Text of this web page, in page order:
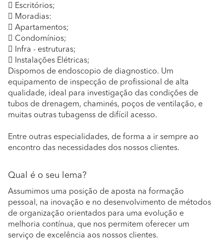
 Escritórios;
 Moradias:
 Apartamentos;
 Condomínios;
 Infra - estruturas;
 Instalações Elétricas;
Dispomos de endoscopio de diagnostico. Um
equipamento de inspecção de profissional de alta
qualidade, ideal para investigação das condições de
tubos de drenagem, chaminés, poços de ventilação, e
muitas outras tubagenss de difícil acesso.
Entre outras especialidades, de forma a ir sempre ao
encontro das necessidades dos nossos clientes.
Qual é o seu lema?
Assumimos uma posição de aposta na formação
pessoal, na inovação e no desenvolvimento de métodos
de organização orientados para uma evolução e
melhoria contínua, que nos permitem oferecer um
serviço de excelência aos nossos clientes.